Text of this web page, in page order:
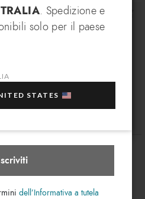
Queen
spedire?
boutique Australia
subito per te un
dell’Informativa a tutela
. Spedizione e
solo per il paese
STATES